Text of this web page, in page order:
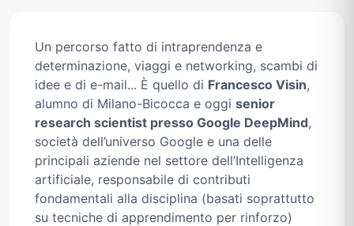
Un percorso fatto di intraprendenza e
determinazione, viaggi e networking, scambi di
idee e di e-mail... È quello di Francesco Visin,
alumno di Milano-Bicocca e oggi senior
research scientist presso Google DeepMind,
società dell’universo Google e una delle
principali aziende nel settore dell’Intelligenza
artificiale, responsabile di contributi
fondamentali alla disciplina (basati soprattutto
su tecniche di apprendimento per rinforzo)